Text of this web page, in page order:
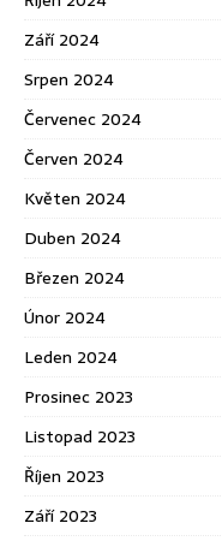
Září 2024
Srpen 2024
Červenec 2024
Červen 2024
Květen 2024
Duben 2024
Březen 2024
Únor 2024
Leden 2024
Prosinec 2023
Listopad 2023
Říjen 2023
Září 2023